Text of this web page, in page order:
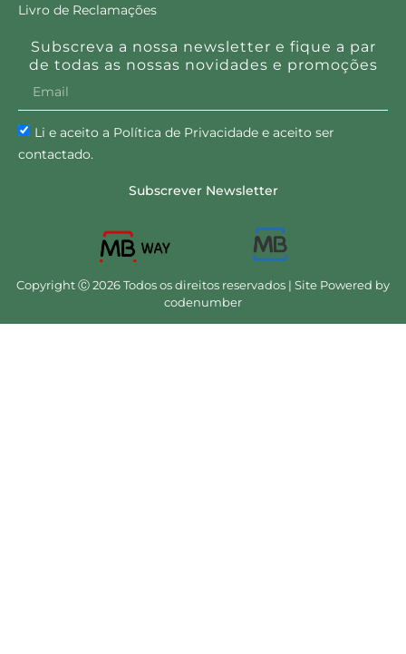
Livro de Reclamações
Subscreva a nossa newsletter e fique a par
de todas as nossas novidades e promoções
Li e aceito a Política de Privacidade e aceito ser
contactado.
Subscrever Newsletter
Copyright Ⓒ 2026 Todos os direitos reservados | Site Powered by
codenumber